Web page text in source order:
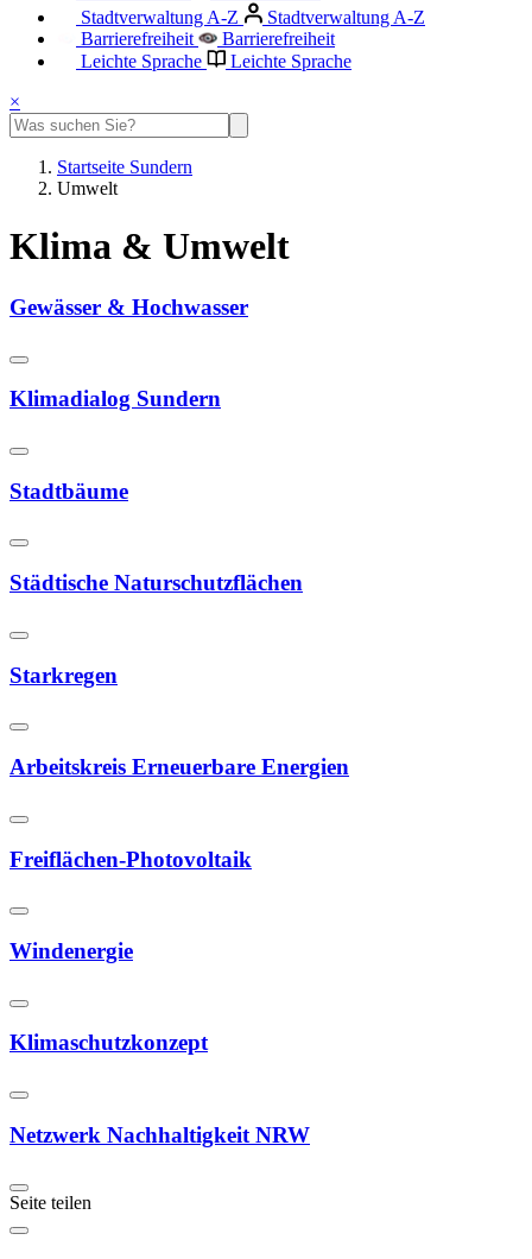
Stadtverwaltung A-Z
Stadtverwaltung A-Z
Barrierefreiheit
Barrierefreiheit
Leichte Sprache
Leichte Sprache
×
Startseite Sundern
Umwelt
Klima & Umwelt
Gewässer & Hochwasser
Klimadialog Sundern
Stadtbäume
Städtische Naturschutzflächen
Starkregen
Arbeitskreis Erneuerbare Energien
Freiflächen-Photovoltaik
Windenergie
Klimaschutzkonzept
Netzwerk Nachhaltigkeit NRW
Seite teilen